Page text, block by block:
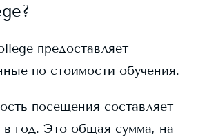
?
предоставляет
по стоимости обучения.
посещения составляет
в год. Это общая сумма, на